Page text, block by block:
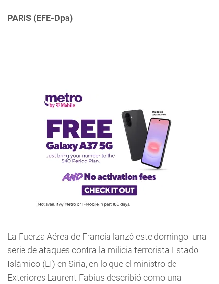
PARIS (EFE-Dpa)
La Fuerza Aérea de Francia lanzó este domingo una
serie de ataques contra la milicia terrorista Estado
Islámico (EI) en Siria, en lo que el ministro de
Exteriores Laurent Fabius describió como una